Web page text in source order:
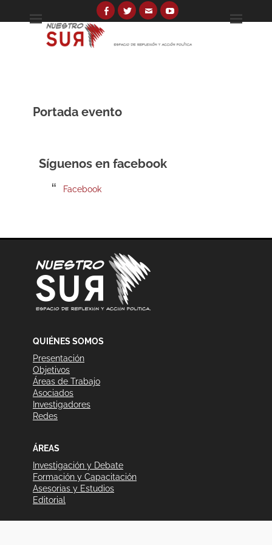
Facebook
TwitterEmailYouTube
Espacio de reflexión y acción política
Portada evento
Síguenos en facebook
Facebook
QUIÉNES SOMOS
Presentación
Objetivos
Áreas de Trabajo
Asociados
Investigadores
Redes
ÁREAS
Investigación y Debate
Formación y Capacitación
Asesorias y Estudios
Editorial